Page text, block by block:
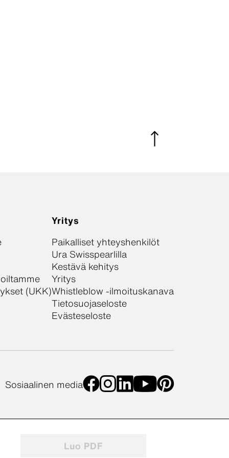
Luo PDF
(UKK)
Yritys
Paikalliset yhteyshenkilöt
Ura Swisspearlilla
Kestävä kehitys
Yritys
Whistleblow -ilmoituskanava
Tietosuojaseloste
Evästeseloste
Sosiaalinen media